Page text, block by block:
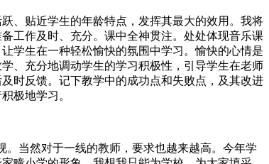
、贴近学生的年龄特点，发挥其最大的效用。我将
工作及时、充分。课中全神贯注。处处体现音乐课
学生在一种轻松愉快的氛围中学习。愉快的心情是
、充分地调动学生的学习积极性，引导学生在老师
时反馈。记下教学中的成功点和失败点，及其改进
极地学习。
当然对于一线的教师，要求也越来越高。今年学